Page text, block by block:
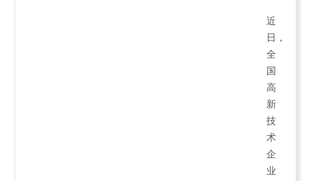
近
日，
全
国
高
新
技
术
企
业